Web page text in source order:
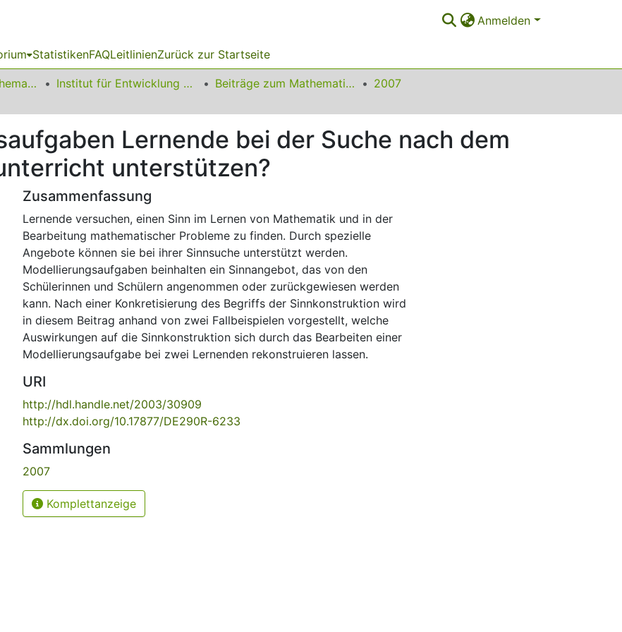
Anmelden
StatistikenFAQLeitlinienZurück zur Startseite
01 Fakultät für Mathematik Institut für Entwicklung und Erforschung des Mathematikunterrichts Beiträge zum Mathematikunterricht
2007
Lernende bei der Suche nach dem
unterstützen?
Zusammenfassung
Lernende versuchen, einen Sinn im Lernen von Mathematik und in der
Bearbeitung mathematischer Probleme zu finden. Durch spezielle
Angebote können sie bei ihrer Sinnsuche unterstützt werden.
Modellierungsaufgaben beinhalten ein Sinnangebot, das von den
Schülerinnen und Schülern angenommen oder zurückgewiesen werden
kann. Nach einer Konkretisierung des Begriffs der Sinnkonstruktion wird
in diesem Beitrag anhand von zwei Fallbeispielen vorgestellt, welche
Auswirkungen auf die Sinnkonstruktion sich durch das Bearbeiten einer
Modellierungsaufgabe bei zwei Lernenden rekonstruieren lassen.
URI
http://hdl.handle.net/2003/30909
http://dx.doi.org/10.17877/DE290R-6233
Sammlungen
2007
Komplettanzeige